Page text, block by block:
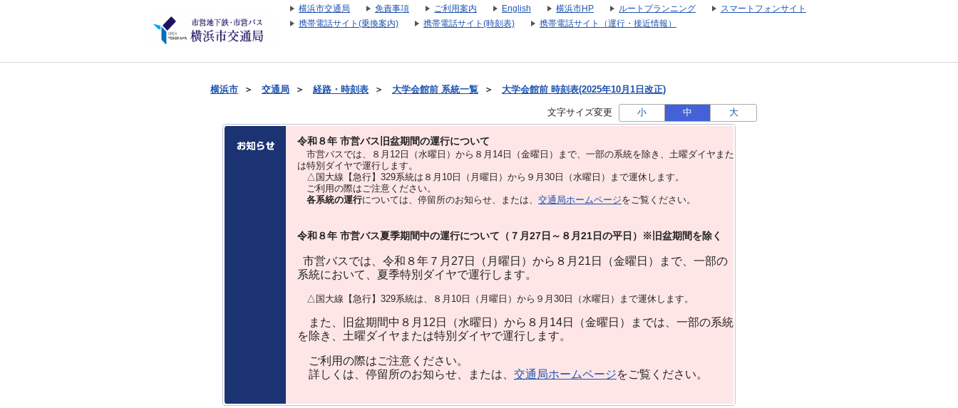
横浜市交通局 免責事項 ご利用案内 English 横浜市HP ルートプランニング
スマートフォンサイト
携帯電話サイト(乗換案内)
携帯電話サイト(時刻表) 携帯電話サイト（運行・接近情報）
横浜市 ＞ 交通局 ＞ 経路・時刻表 ＞ 大学会館前 系統一覧 ＞ 大学会館前 時刻表(2025年10月1日改正)
文字サイズ変更 小 中 大
令和８年 市営バス旧盆期間の運行について
市営バスでは、８⽉12⽇（水曜日）から８⽉14⽇（金曜日）まで、⼀部の系統を除き、⼟曜ダイヤまた
は特別ダイヤで運⾏します。
△国大線【急行】329系統は８月10日（月曜日）から９月30日（水曜日）まで運休します。
ご利用の際はご注意ください。
各系統の運行については、停留所のお知らせ、または、 交通局ホームページをご覧ください。
令和８年 市営バス夏季期間中の運行について（７月27日～８月21日の平日）※旧盆期間を除く
市営バスでは、令和８年７月27日（月曜日）から８月21日（金曜日）まで、一部の
系統において、夏季特別ダイヤで運行します。
△国大線【急行】329系統は、８月10日（月曜日）から９月30日（水曜日）まで運休します。
また、旧盆期間中８月12日（水曜日）から８月14日（金曜日）までは、一部の系統
を除き、土曜ダイヤまたは特別ダイヤで運行します。
ご利用の際はご注意ください。
詳しくは、停留所のお知らせ、または、 交通局ホームページをご覧ください。